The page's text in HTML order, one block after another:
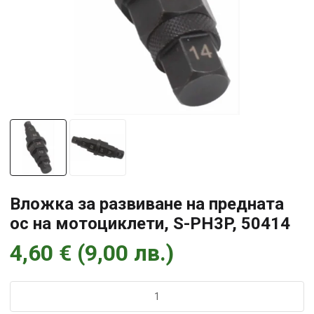
Вложка за развиване на предната
ос на мотоциклети, S-PH3P, 50414
4,60 € (9,00 лв.)